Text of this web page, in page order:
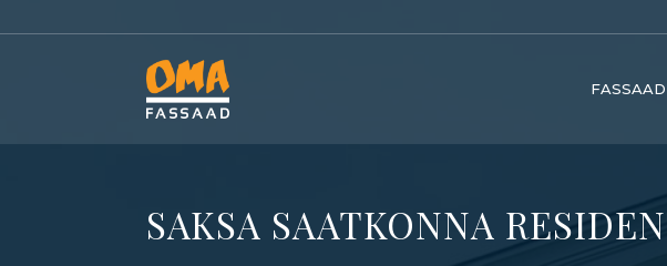
SAKSA SAATKONNA